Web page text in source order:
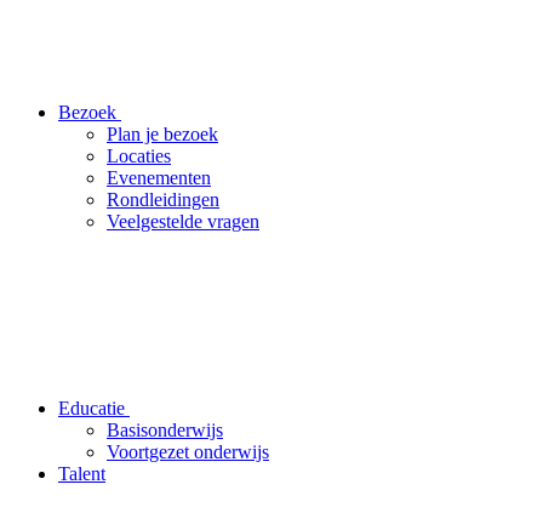
Bezoek
Plan je bezoek
Locaties
Evenementen
Rondleidingen
Veelgestelde vragen
Educatie
Basisonderwijs
Voortgezet onderwijs
Talent